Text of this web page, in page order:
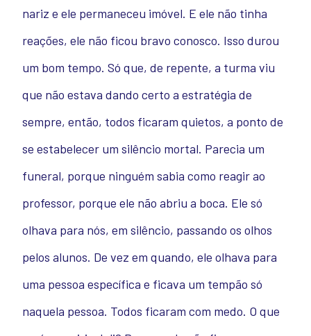
nariz e ele permaneceu imóvel. E ele não tinha
reações, ele não ficou bravo conosco. Isso durou
um bom tempo. Só que, de repente, a turma viu
que não estava dando certo a estratégia de
sempre, então, todos ficaram quietos, a ponto de
se estabelecer um silêncio mortal. Parecia um
funeral, porque ninguém sabia como reagir ao
professor, porque ele não abriu a boca. Ele só
olhava para nós, em silêncio, passando os olhos
pelos alunos. De vez em quando, ele olhava para
uma pessoa específica e ficava um tempão só
naquela pessoa. Todos ficaram com medo. O que